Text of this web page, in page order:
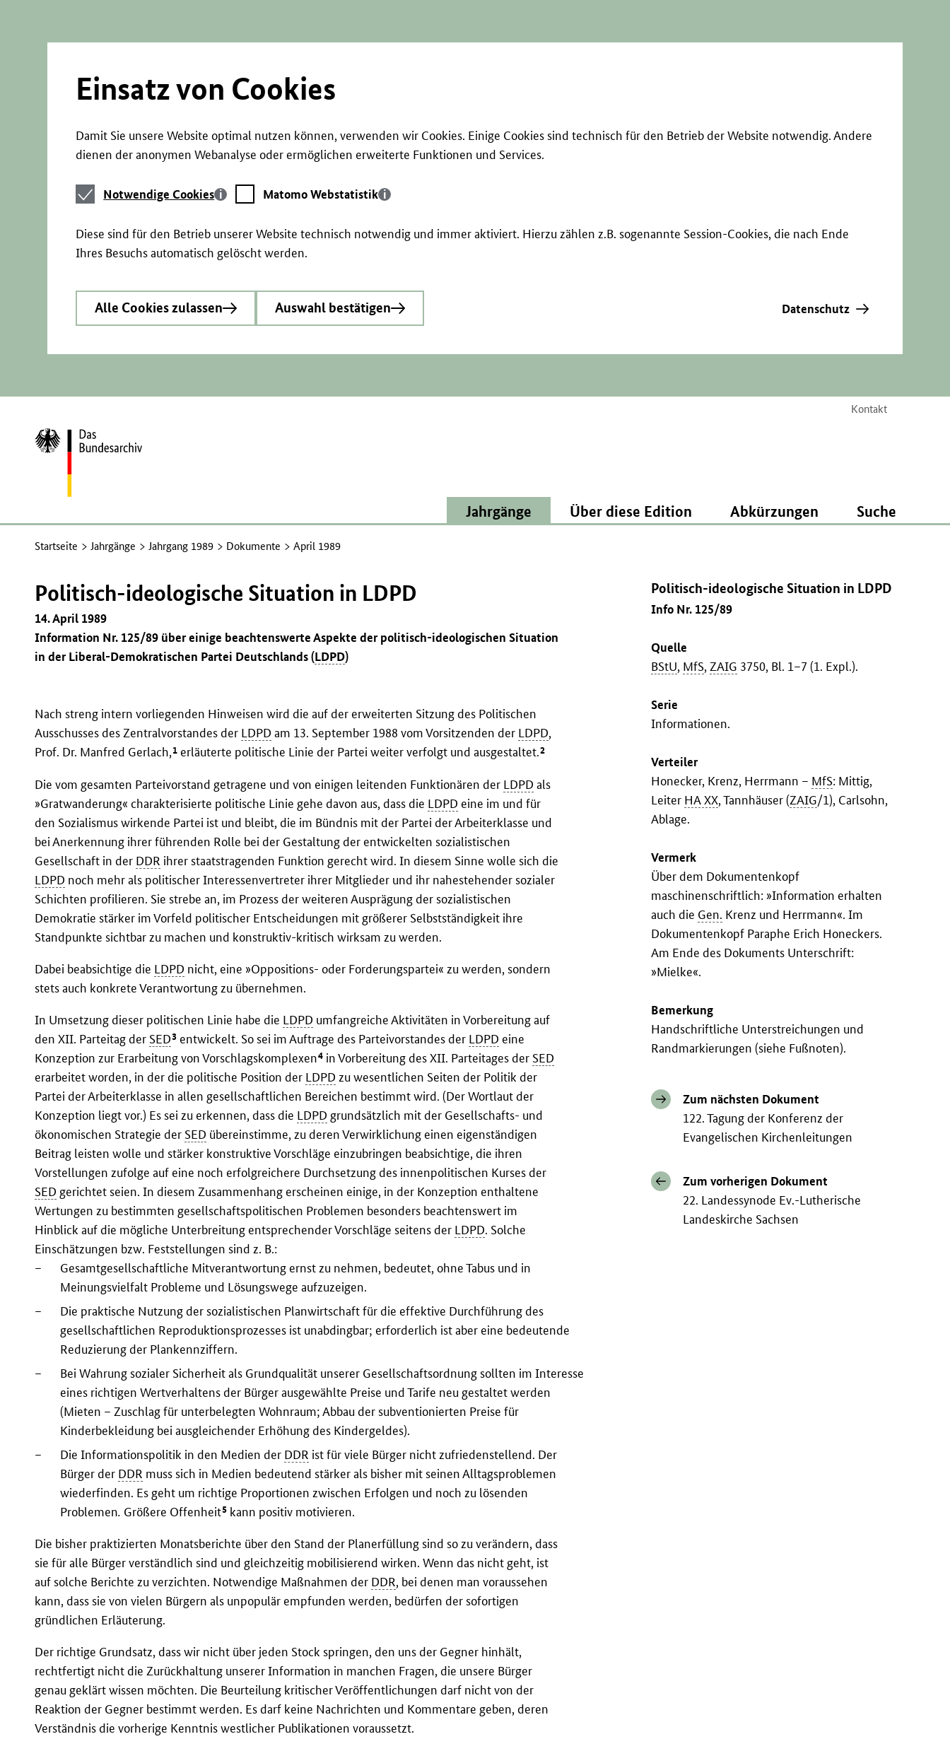
Einsatz von Cookies
Damit Sie unsere Website optimal nutzen können, verwenden wir Cookies. Einige Cookies sind technisch für den Betrieb der Website notwendig. Andere
dienen der anonymen Webanalyse oder ermöglichen erweiterte Funktionen und Services.
Notwendige
Cookies
Notwendige Cookies
Matomo
Webstatistik
Matomo Webstatistik
Diese sind für den Betrieb unserer Website technisch notwendig und immer aktiviert. Hierzu zählen z.B. sogenannte Session-Cookies, die nach Ende
Ihres Besuchs automatisch gelöscht werden.
Alle Cookies zulassen Auswahl bestätigen Datenschutz
Kontakt
Zur
Startseite
Jahrgänge Über diese Edition Abkürzungen Suche
Startseite Jahrgänge Jahrgang 1989 Dokumente April 1989
Politisch-ideologische Situation in LDPD
Info Nr. 125/89
Quelle
BStU, MfS,ZAIG 3750, Bl. 1–7 (1. Expl.).
Serie
Informationen.
Verteiler
Honecker, Krenz, Herrmann – MfS: Mittig,
Leiter HA XX, Tannhäuser (ZAIG/1), Carlsohn,
Ablage.
Vermerk
Über dem Dokumentenkopf
maschinenschriftlich: »Information erhalten
auch die Gen. Krenz und Herrmann«. Im
Dokumentenkopf Paraphe Erich Honeckers.
Am Ende des Dokuments Unterschrift:
»Mielke«.
Bemerkung
Handschriftliche Unterstreichungen und
Randmarkierungen (siehe Fußnoten).
Zum nächsten Dokument
122. Tagung der Konferenz der
Evangelischen Kirchenleitungen
Zum vorherigen Dokument
22. Landessynode Ev.-Lutherische
Landeskirche Sachsen
Politisch-ideologische Situation in LDPD
14. April 1989
Information Nr. 125/89 über einige beachtenswerte Aspekte der politisch-ideologischen Situation
in der Liberal-Demokratischen Partei Deutschlands (LDPD)
Nach streng intern vorliegenden Hinweisen wird die auf der erweiterten Sitzung des Politischen
Ausschusses des Zentralvorstandes der LDPD am 13. September 1988 vom Vorsitzenden der LDPD,
Prof. Dr. Manfred Gerlach,1 erläuterte politische Linie der Partei weiter verfolgt und ausgestaltet.2
Die vom gesamten Parteivorstand getragene und von einigen leitenden Funktionären der LDPD als
»Gratwanderung« charakterisierte politische Linie gehe davon aus, dass die LDPD eine im und für
den Sozialismus wirkende Partei ist und bleibt, die im Bündnis mit der Partei der Arbeiterklasse und
bei Anerkennung ihrer führenden Rolle bei der Gestaltung der entwickelten sozialistischen
Gesellschaft in der DDR ihrer staatstragenden Funktion gerecht wird. In diesem Sinne wolle sich die
LDPD noch mehr als politischer Interessenvertreter ihrer Mitglieder und ihr nahestehender sozialer
Schichten profilieren. Sie strebe an, im Prozess der weiteren Ausprägung der sozialistischen
Demokratie stärker im Vorfeld politischer Entscheidungen mit größerer Selbstständigkeit ihre
Standpunkte sichtbar zu machen und konstruktiv-kritisch wirksam zu werden.
Dabei beabsichtige die LDPD nicht, eine »Oppositions- oder Forderungspartei« zu werden, sondern
stets auch konkrete Verantwortung zu übernehmen.
In Umsetzung dieser politischen Linie habe die LDPD umfangreiche Aktivitäten in Vorbereitung auf
den XII. Parteitag der SED3 entwickelt. So sei im Auftrage des Parteivorstandes der LDPD eine
Konzeption zur Erarbeitung von Vorschlagskomplexen4 in Vorbereitung des XII. Parteitages der SED
erarbeitet worden, in der die politische Position der LDPD zu wesentlichen Seiten der Politik der
Partei der Arbeiterklasse in allen gesellschaftlichen Bereichen bestimmt wird. (Der Wortlaut der
Konzeption liegt vor.) Es sei zu erkennen, dass die LDPD grundsätzlich mit der Gesellschafts- und
ökonomischen Strategie der SED übereinstimme, zu deren Verwirklichung einen eigenständigen
Beitrag leisten wolle und stärker konstruktive Vorschläge einzubringen beabsichtige, die ihren
Vorstellungen zufolge auf eine noch erfolgreichere Durchsetzung des innenpolitischen Kurses der
SED gerichtet seien. In diesem Zusammenhang erscheinen einige, in der Konzeption enthaltene
Wertungen zu bestimmten gesellschaftspolitischen Problemen besonders beachtenswert im
Hinblick auf die mögliche Unterbreitung entsprechender Vorschläge seitens der LDPD. Solche
Einschätzungen bzw. Feststellungen sind z. B.:
–
Gesamtgesellschaftliche Mitverantwortung ernst zu nehmen, bedeutet, ohne Tabus und in
Meinungsvielfalt Probleme und Lösungswege aufzuzeigen.
–
Die praktische Nutzung der sozialistischen Planwirtschaft für die effektive Durchführung des
gesellschaftlichen Reproduktionsprozesses ist unabdingbar; erforderlich ist aber eine bedeutende
Reduzierung der Plankennziffern.
–
Bei Wahrung sozialer Sicherheit als Grundqualität unserer Gesellschaftsordnung sollten im Interesse
eines richtigen Wertverhaltens der Bürger ausgewählte Preise und Tarife neu gestaltet werden
(Mieten – Zuschlag für unterbelegten Wohnraum; Abbau der subventionierten Preise für
Kinderbekleidung bei ausgleichender Erhöhung des Kindergeldes).
–
Die Informationspolitik in den Medien der DDR ist für viele Bürger nicht zufriedenstellend. Der
Bürger der DDR muss sich in Medien bedeutend stärker als bisher mit seinen Alltagsproblemen
wiederfinden. Es geht um richtige Proportionen zwischen Erfolgen und noch zu lösenden
Problemen. Größere Offenheit5 kann positiv motivieren.
Die bisher praktizierten Monatsberichte über den Stand der Planerfüllung sind so zu verändern, dass
sie für alle Bürger verständlich sind und gleichzeitig mobilisierend wirken. Wenn das nicht geht, ist
auf solche Berichte zu verzichten. Notwendige Maßnahmen der DDR, bei denen man voraussehen
kann, dass sie von vielen Bürgern als unpopulär empfunden werden, bedürfen der sofortigen
gründlichen Erläuterung.
Der richtige Grundsatz, dass wir nicht über jeden Stock springen, den uns der Gegner hinhält,
rechtfertigt nicht die Zurückhaltung unserer Information in manchen Fragen, die unsere Bürger
genau geklärt wissen möchten. Die Beurteilung kritischer Veröffentlichungen darf nicht von der
Reaktion der Gegner bestimmt werden. Es darf keine Nachrichten und Kommentare geben, deren
Verständnis die vorherige Kenntnis westlicher Publikationen voraussetzt.